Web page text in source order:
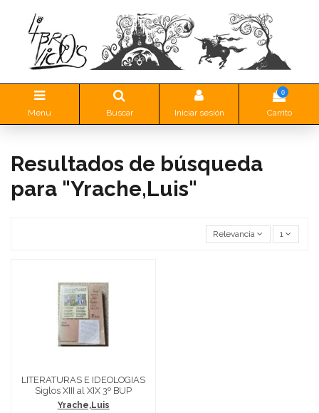
Menu Buscar Iniciar sesión
0
Carrito
Resultados de búsqueda
para "Yrache,Luis"
Relevancia 1
LITERATURAS E IDEOLOGIAS
Siglos XIII al XIX 3º BUP
Yrache,Luis